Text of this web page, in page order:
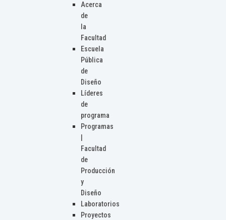
Acerca
de
la
Facultad
Escuela
Pública
de
Diseño
Líderes
de
programa
Programas
Facultad
de
Producción
y
Diseño
Laboratorios
Proyectos